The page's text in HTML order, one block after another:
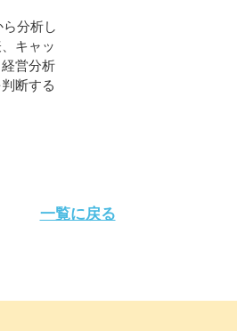
分析し
キャッ
営分析
断する
一覧に戻る